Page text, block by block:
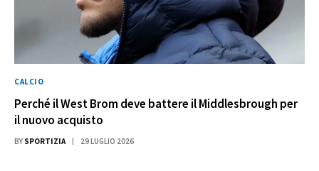
CALCIO
Perché il West Brom deve battere il Middlesbrough per
il nuovo acquisto
BY SPORTIZIA 29 LUGLIO 2026